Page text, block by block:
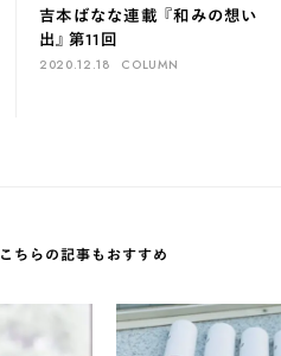
吉本ばなな連載 『和みの想い
出』 第11回
2020.12.18 COLUMN
こちらの記事もおすすめ